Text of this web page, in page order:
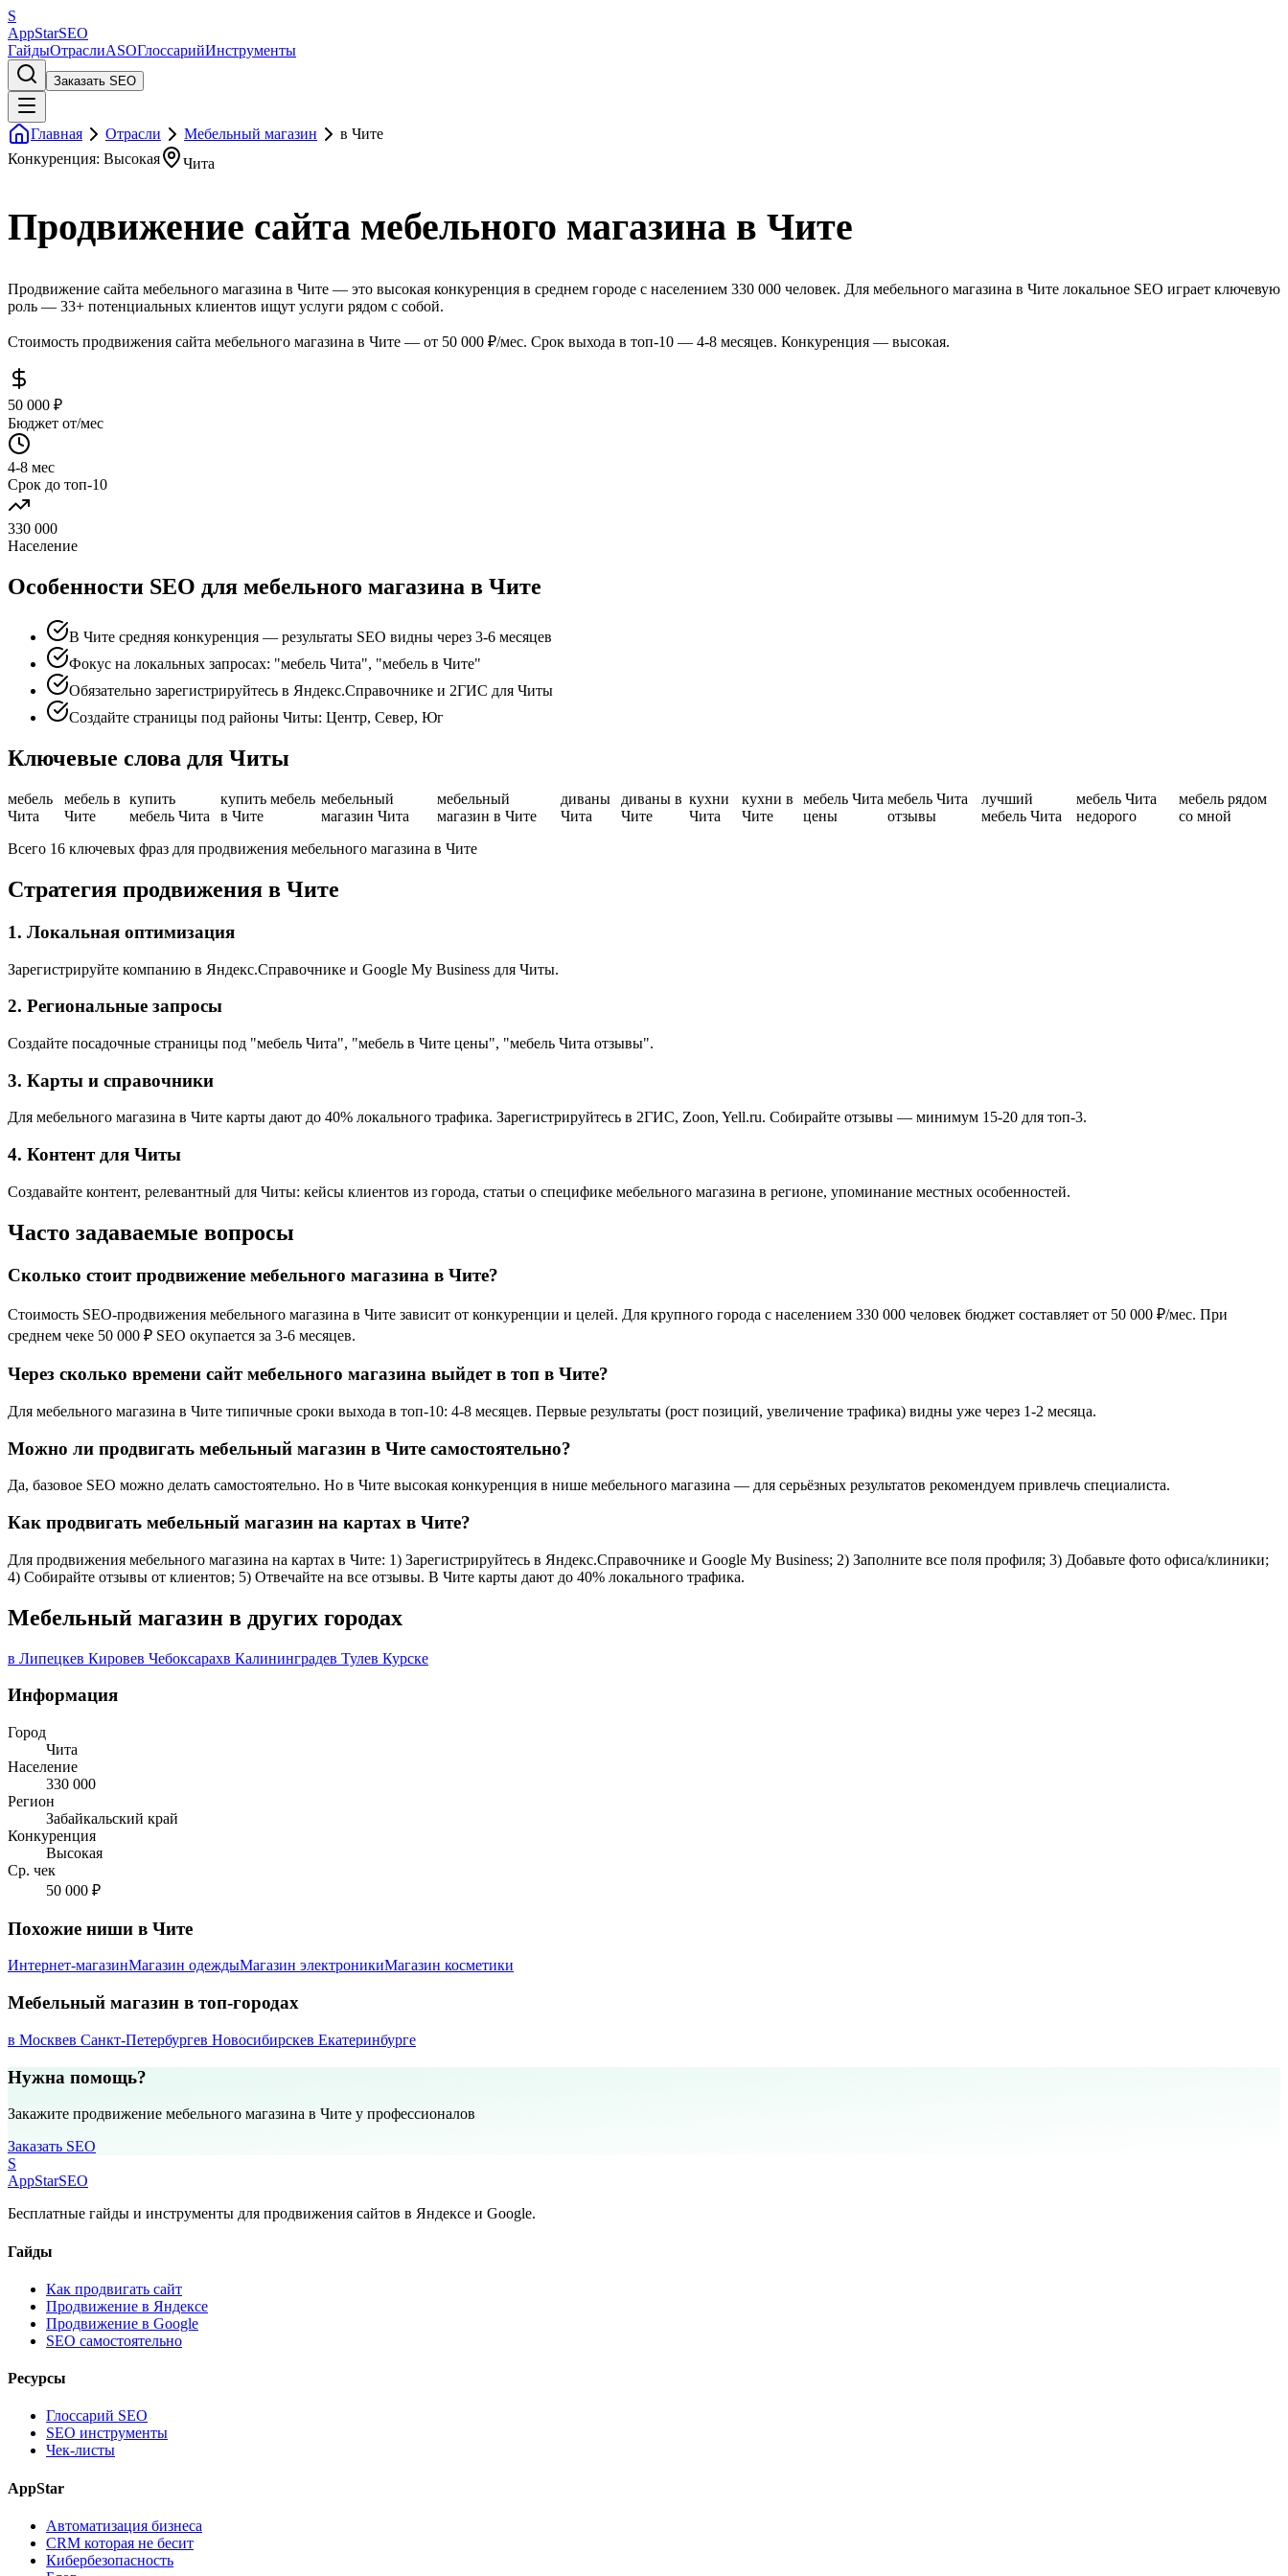
S
AppStarSEO
ГайдыОтраслиASOГлоссарийИнструменты
Заказать SEO
Главная Отрасли Мебельный магазин
в Чите
Конкуренция: Высокая
Чита
Продвижение сайта мебельного магазина в Чите
Продвижение сайта мебельного магазина в Чите — это высокая конкуренция в среднем городе с населением 330 000 человек. Для мебельного магазина в Чите локальное SEO играет ключевую
роль — 33+ потенциальных клиентов ищут услуги рядом с собой.
Стоимость продвижения сайта мебельного магазина в Чите — от 50 000 ₽/мес. Срок выхода в топ-10 — 4-8 месяцев. Конкуренция — высокая.
50 000 ₽
Бюджет от/мес
4-8 мес
Срок до топ-10
330 000
Население
Особенности SEO для мебельного магазина в Чите
В Чите средняя конкуренция — результаты SEO видны через 3-6 месяцев
Фокус на локальных запросах: "мебель Чита", "мебель в Чите"
Обязательно зарегистрируйтесь в Яндекс.Справочнике и 2ГИС для Читы
Создайте страницы под районы Читы: Центр, Север, Юг
Ключевые слова для Читы
мебель
Чита
мебель в
Чите
купить
мебель Чита
купить мебель
в Чите
мебельный
магазин Чита
мебельный
магазин в Чите
диваны
Чита
диваны в
Чите
кухни
Чита
кухни в
Чите
мебель Чита
цены
мебель Чита
отзывы
лучший
мебель Чита
мебель Чита
недорого
мебель рядом
со мной
Всего 16 ключевых фраз для продвижения мебельного магазина в Чите
Стратегия продвижения в Чите
1. Локальная оптимизация
Зарегистрируйте компанию в Яндекс.Справочнике и Google My Business для Читы.
2. Региональные запросы
Создайте посадочные страницы под "мебель Чита", "мебель в Чите цены", "мебель Чита отзывы".
3. Карты и справочники
Для мебельного магазина в Чите карты дают до 40% локального трафика. Зарегистрируйтесь в 2ГИС, Zoon, Yell.ru. Собирайте отзывы — минимум 15-20 для топ-3.
4. Контент для Читы
Создавайте контент, релевантный для Читы: кейсы клиентов из города, статьи о специфике мебельного магазина в регионе, упоминание местных особенностей.
Часто задаваемые вопросы
Сколько стоит продвижение мебельного магазина в Чите?
Стоимость SEO-продвижения мебельного магазина в Чите зависит от конкуренции и целей. Для крупного города с населением 330 000 человек бюджет составляет от 50 000 ₽/мес. При
среднем чеке 50 000 ₽ SEO окупается за 3-6 месяцев.
Через сколько времени сайт мебельного магазина выйдет в топ в Чите?
Для мебельного магазина в Чите типичные сроки выхода в топ-10: 4-8 месяцев. Первые результаты (рост позиций, увеличение трафика) видны уже через 1-2 месяца.
Можно ли продвигать мебельный магазин в Чите самостоятельно?
Да, базовое SEO можно делать самостоятельно. Но в Чите высокая конкуренция в нише мебельного магазина — для серьёзных результатов рекомендуем привлечь специалиста.
Как продвигать мебельный магазин на картах в Чите?
Для продвижения мебельного магазина на картах в Чите: 1) Зарегистрируйтесь в Яндекс.Справочнике и Google My Business; 2) Заполните все поля профиля; 3) Добавьте фото офиса/клиники;
4) Собирайте отзывы от клиентов; 5) Отвечайте на все отзывы. В Чите карты дают до 40% локального трафика.
Мебельный магазин в других городах
в Липецкев Кировев Чебоксарахв Калининградев Тулев Курске
Информация
Город
Чита
Население
330 000
Регион
Забайкальский край
Конкуренция
Высокая
Ср. чек
50 000 ₽
Похожие ниши в Чите
Интернет-магазинМагазин одеждыМагазин электроникиМагазин косметики
Мебельный магазин в топ-городах
в Москвев Санкт-Петербургев Новосибирскев Екатеринбурге
Нужна помощь?
Закажите продвижение мебельного магазина в Чите у профессионалов
Заказать SEO
S
AppStarSEO
Бесплатные гайды и инструменты для продвижения сайтов в Яндексе и Google.
Гайды
Как продвигать сайт
Продвижение в Яндексе
Продвижение в Google
SEO самостоятельно
Ресурсы
Глоссарий SEO
SEO инструменты
Чек-листы
AppStar
Автоматизация бизнеса
CRM которая не бесит
Кибербезопасность